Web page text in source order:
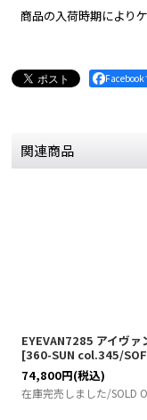
商品の入荷時期により
Facebook
関連商品
EYEVAN7285 アイヴ
[360-SUN col.345/
74,800円(税込)
在庫完売しました/SOLD